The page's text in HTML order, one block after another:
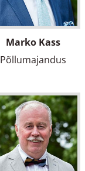
Marko Kass
Põllumajandus